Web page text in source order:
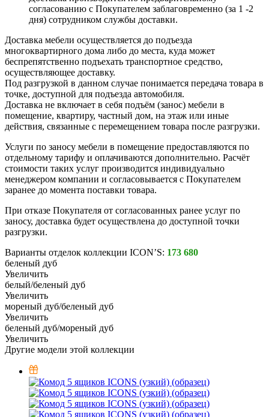
согласованию с Покупателем заблаговременно (за 1 -2
дня) сотрудником службы доставки.
Доставка мебели осуществляется до подъезда
многоквартирного дома либо до места, куда может
беспрепятственно подъехать транспортное средство,
осуществляющее доставку.
Под разгрузкой в данном случае понимается передача товара в
точке, доступной для подъезда автомобиля.
Доставка не включает в себя подъём (занос) мебели в
помещение, квартиру, частный дом, на этаж или иные
действия, связанные с перемещением товара после разгрузки.
Услуги по заносу мебели в помещение предоставляются по
отдельному тарифу и оплачиваются дополнительно. Расчёт
стоимости таких услуг производится индивидуально
менеджером компании и согласовывается с Покупателем
заранее до момента поставки товара.
При отказе Покупателя от согласованных ранее услуг по
заносу, доставка будет осуществлена до доступной точки
разгрузки.
Варианты отделок коллекции ICON’S: 173 680
беленый дуб
Увеличить
белый/беленый дуб
Увеличить
мореный дуб/беленый дуб
Увеличить
беленый дуб/мореный дуб
Увеличить
Другие модели этой коллекции